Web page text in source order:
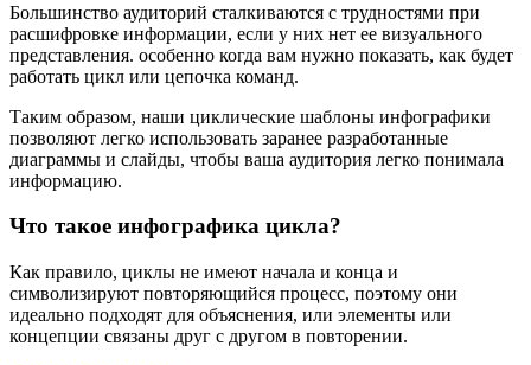
Большинство аудиторий сталкиваются с трудностями при
расшифровке информации, если у них нет ее визуального
представления. особенно когда вам нужно показать, как будет
работать цикл или цепочка команд.
Таким образом, наши циклические шаблоны инфографики
позволяют легко использовать заранее разработанные
диаграммы и слайды, чтобы ваша аудитория легко понимала
информацию.
Что такое инфографика цикла?
Как правило, циклы не имеют начала и конца и
символизируют повторяющийся процесс, поэтому они
идеально подходят для объяснения, или элементы или
концепции связаны друг с другом в повторении.